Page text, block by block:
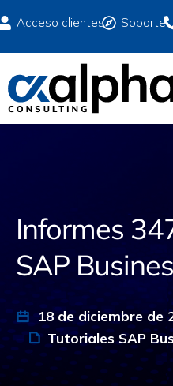
Acceso clientes Soporte
Informes
SAP
18 de diciembre de
Tutoriales SAP